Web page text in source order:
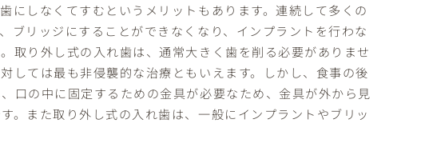
にしなくてすむというメリットもあります。連続して多くの
ブリッジにすることができなくなり、インプラントを行わな
取り外し式の入れ歯は、通常大きく歯を削る必要がありませ
しては最も非侵襲的な治療ともいえます。しかし、食事の後
口の中に固定するための金具が必要なため、金具が外から見
。また取り外し式の入れ歯は、一般にインプラントやブリッ